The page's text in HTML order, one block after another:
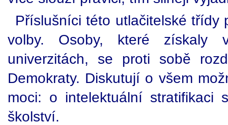
Příslušníci této utlačitelské třídy
volby. Osoby, které získaly
univerzitách, se proti sobě
Demokraty. Diskutují o všem
moci: o intelektuální stratifikaci
školství.